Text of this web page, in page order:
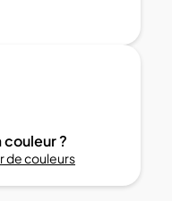
couleur ?
de couleurs